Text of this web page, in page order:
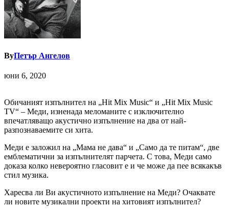
ByПетър Ангелов
юни 6, 2020
Обичаният изпълнител на „Hit Mix Music“ и „Hit Mix Music
TV“ – Меди, изненада меломаните с изключително
впечатляващо акустично изпълнение на два от най-
разпознаваемите си хита.
Меди е заложил на „Мама не дава“ и „Само да те питам“, две
емблематични за изпълнителят парчета. С това, Меди само
доказа колко невероятно гласовит е и че може да пее всякакъв
стил музика.
Харесва ли Ви акустичното изпълнение на Меди? Очаквате
ли новите музикални проекти на хитовият изпълнител?